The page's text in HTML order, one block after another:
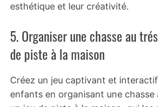
esthétique et leur créativité.
5. Organiser une chasse au
de piste à la maison
Créez un jeu captivant et
enfants en organisant une chasse